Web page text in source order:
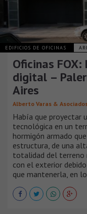
EDIFICIOS DE OFICINAS
Oficinas
digital –
Aires
Alberto Varas &
Había que proyectar
tecnológica en un
hormigón armado
estructura, de una
totalidad del terreno
con el exterior
que mantenerla, en